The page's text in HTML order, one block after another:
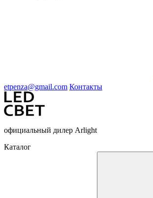
etpenza@gmail.com Контакты
официальный дилер Arlight
Каталог